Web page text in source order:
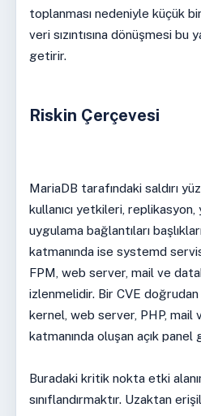
toplanması nedeniyle küçük
veri sızıntısına dönüşmesi bu
getirir.
Riskin Çerçevesi
MariaDB tarafındaki saldırı
kullanıcı yetkileri,
uygulama bağlantıları
katmanında ise systemd
FPM, web server, mail ve
izlenmelidir. Bir CVE
kernel, web server, PHP, mail
katmanında oluşan açık
Buradaki kritik nokta etki
sınıflandırmaktır. Uzaktan